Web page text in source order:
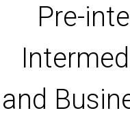
Pre-
and